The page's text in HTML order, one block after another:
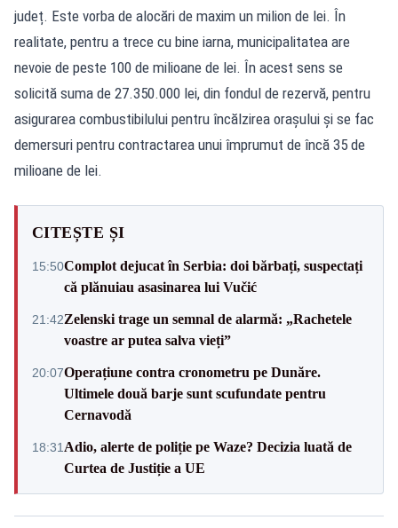
județ. Este vorba de alocări de maxim un milion de lei. În
realitate, pentru a trece cu bine iarna, municipalitatea are
nevoie de peste 100 de milioane de lei. În acest sens se
solicită suma de 27.350.000 lei, din fondul de rezervă, pentru
asigurarea combustibilului pentru încălzirea orașului și se fac
demersuri pentru contractarea unui împrumut de încă 35 de
milioane de lei.
CITEȘTE ȘI
15:50Complot dejucat în Serbia: doi bărbați, suspectați
că plănuiau asasinarea lui Vučić
21:42Zelenski trage un semnal de alarmă: „Rachetele
voastre ar putea salva vieți”
20:07Operațiune contra cronometru pe Dunăre.
Ultimele două barje sunt scufundate pentru
Cernavodă
18:31 Adio, alerte de poliție pe Waze? Decizia luată de
Curtea de Justiție a UE